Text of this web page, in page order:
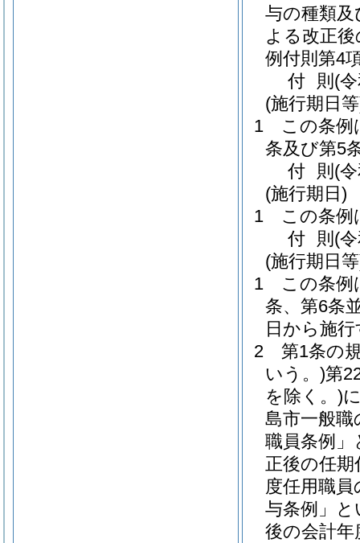
与の種類
よる改正
例付則第4
付 則 (
(施行期日
1
この条例
条及び第5
付 則 (
(施行期日)
1
この条例
付 則 (
(施行期日
1
この条例
条、第6条
日から施
2
第1条の
いう。)第
を除く。)
島市一般職
職員条例」
正後の任
度任用職
与条例」と
後の会計年